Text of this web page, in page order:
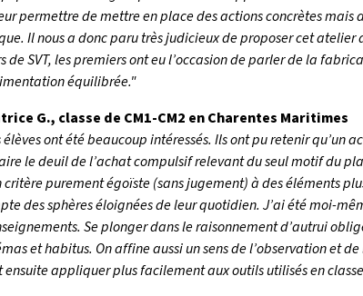
permettre de mettre en place des actions concrètes mais
Il nous a donc paru très judicieux de proposer cet atelier
de SVT, les premiers ont eu l’occasion de parler de la
équilibrée."
G., classe de CM1-CM2 en Charentes Maritimes
élèves ont été beaucoup intéressés. Ils ont pu retenir qu’un
le deuil de l’achat compulsif relevant du seul motif du
critère purement égoïste (sans jugement) à des éléments
des sphères éloignées de leur quotidien. J’ai été moi-
Se plonger dans le raisonnement d’autrui
et habitus. On affine aussi un sens de l’observation et
ensuite appliquer plus facilement aux outils utilisés en